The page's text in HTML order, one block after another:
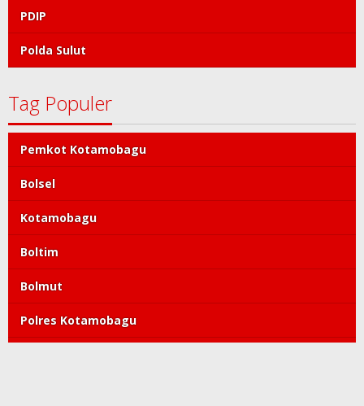
PDIP
Polda Sulut
Tag Populer
Pemkot Kotamobagu
Bolsel
Kotamobagu
Boltim
Bolmut
Polres Kotamobagu